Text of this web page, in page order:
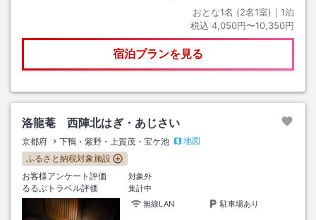
おとな1名 (2名1室)｜ 1泊
税込 4,050円〜10,350円
宿泊プランを見る
洛龍菴 西陣北はぎ・あじさい
京都府 下鴨・紫野・上賀茂・宝ケ池
地図
ふるさと納税対象施設
お客様アンケート評価
対象外
るるぶトラベル評価
集計中
無線LAN
駐車場あり